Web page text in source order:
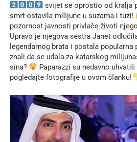
svijet se oprostio od kralja
smrt ostavila milijune u suzama i tuzi!
pozornost javnosti privlače životi
Upravo je njegova sestra Janet
legendarnog brata i postala popularna
znali da se udala za katarskog
sina?
Paparazzi su nedavno
pogledajte fotografije u ovom članku!